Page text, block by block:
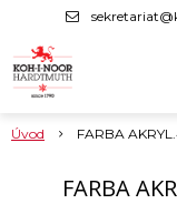
Úvod FARBA
FARBA